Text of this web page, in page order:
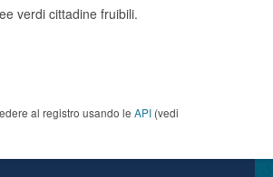
verdi cittadine fruibili.
al registro usando le API (vedi